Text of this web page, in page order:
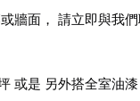
牆面， 請立即與我
或是 另外搭全室油